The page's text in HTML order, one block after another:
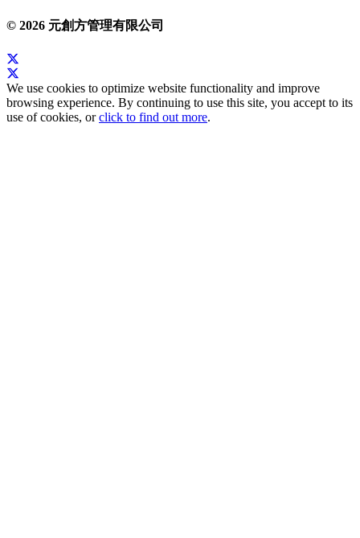
© 2026 元創方管理有限公司
We use cookies to optimize website functionality and improve
browsing experience. By continuing to use this site, you accept to its
use of cookies, orclick to find out more.